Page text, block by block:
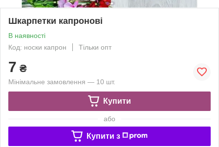
Шкарпетки капронові
В наявності
Код: носки капрон
Тільки опт
7 ₴
Мінімальне замовлення — 10 шт.
Купити
або
Купити з